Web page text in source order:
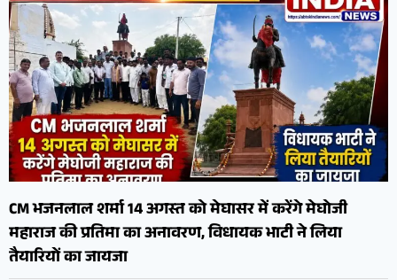
CM भजनलाल शर्मा 14 अगस्त को मेघासर में करेंगे मेघोजी
महाराज की प्रतिमा का अनावरण, विधायक भाटी ने लिया
तैयारियों का जायजा